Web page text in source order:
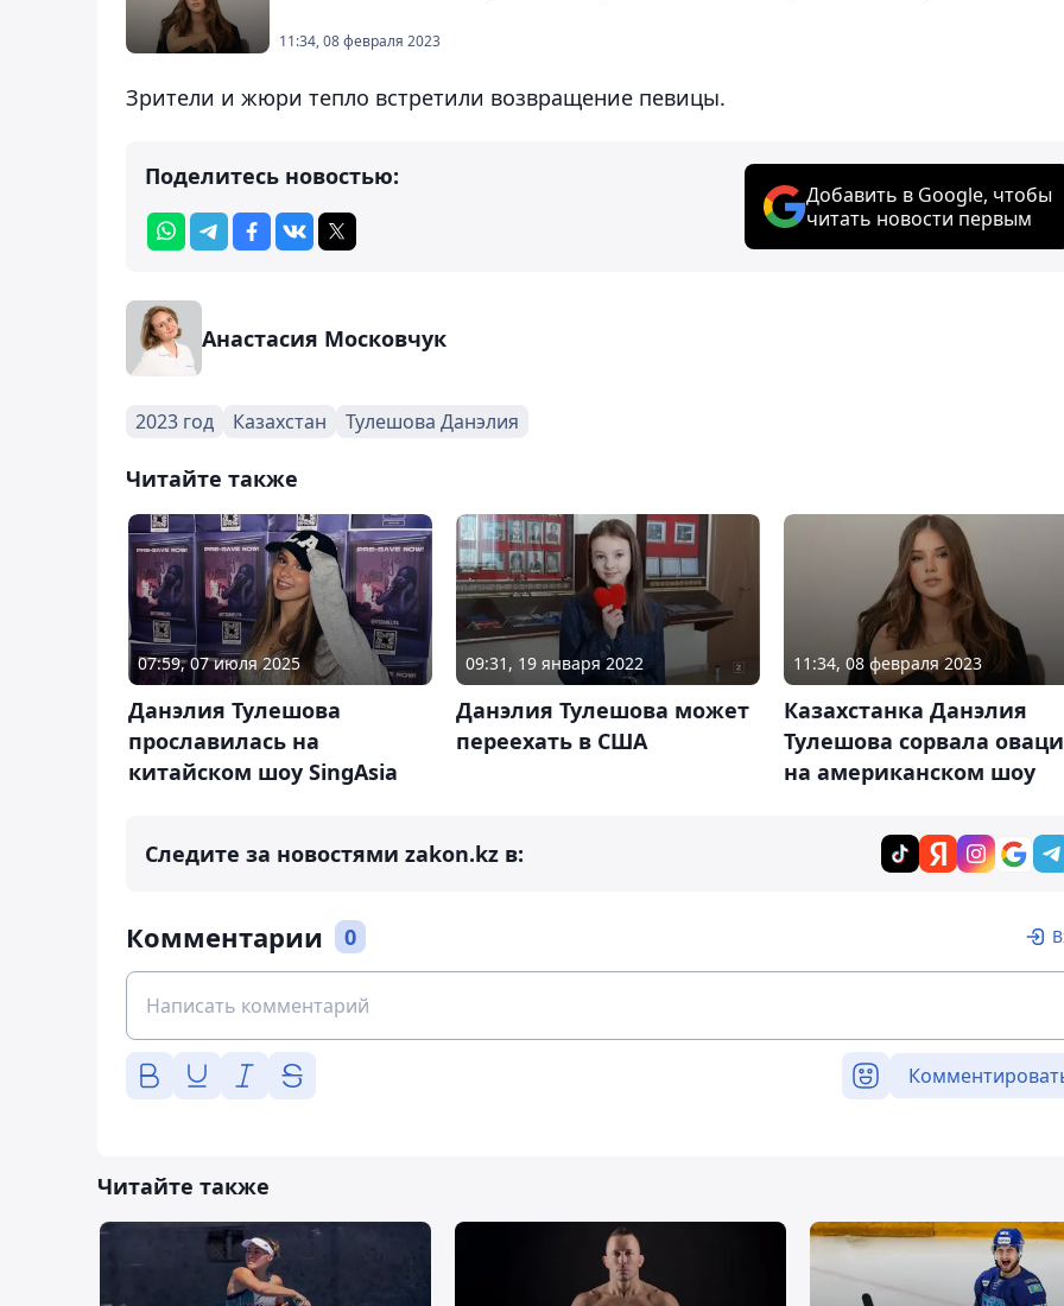
11:34, 08 февраля 2023
Зрители и жюри тепло встретили возвращение певицы.
Поделитесь новостью:
Добавить в Google, чтобы
читать новости первым
Анастасия Московчук
2023 год Казахстан Тулешова Данэлия
Читайте также
07:59, 07 июля 2025
Данэлия Тулешова
прославилась на
китайском шоу SingAsia
09:31, 19 января 2022
Данэлия Тулешова может
переехать в США
11:34, 08 февраля 2023
Казахстанка Данэлия
Тулешова сорвала
на американском шоу
Следите за новостями zakon.kz в:
Комментарии 0
Читайте также